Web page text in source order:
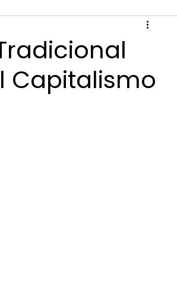
Capitalismo